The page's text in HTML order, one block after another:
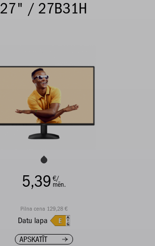
27" / 27B31H
5,39 €/
mēn.
Pilna cena 129,28 €
Datu lapa
APSKATĪT